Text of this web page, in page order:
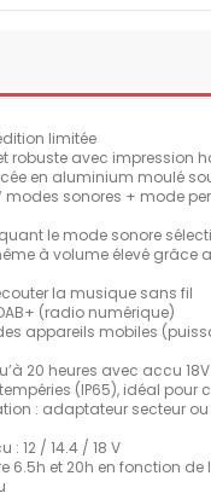
limitée
robuste avec impression
en aluminium moulé
modes sonores + mode
le mode sonore
à volume élevé grâce
la musique sans fil
(radio numérique)
appareils mobiles
20 heures avec accu 18V
(IP65), idéal pour
: adaptateur secteur
: 12 / 14.4 / 18 V
6.5h et 20h en fonction de